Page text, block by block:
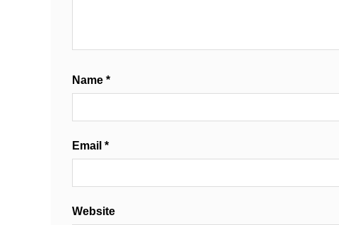
Name *
Email *
Website